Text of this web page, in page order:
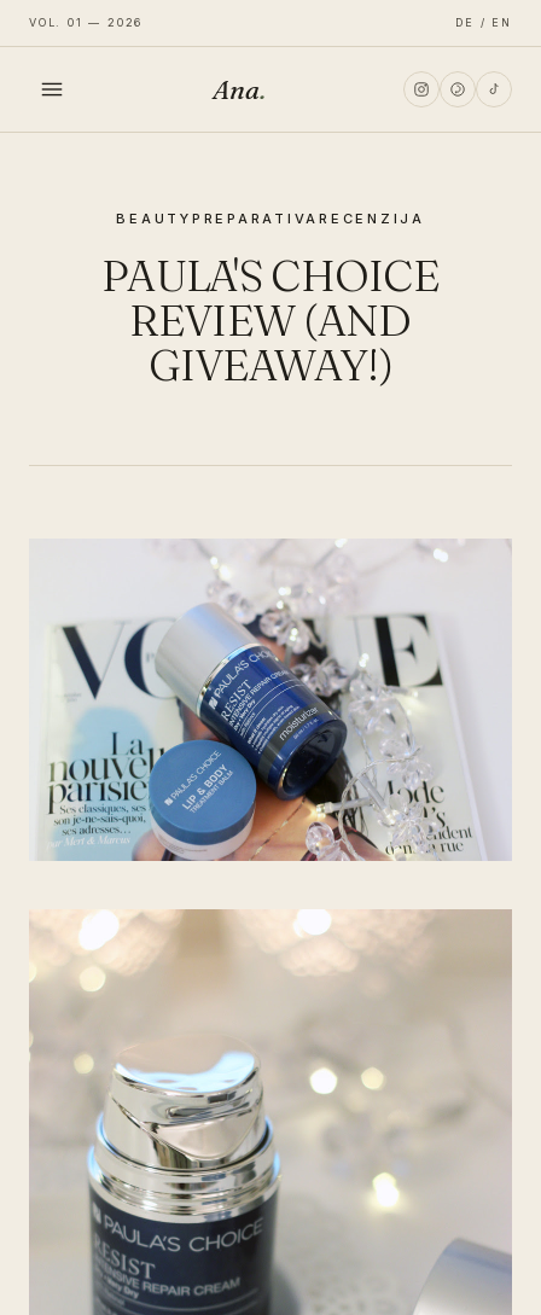
VOL. 01 — 2026 DE / EN
LIFESTYLE
Ana.
BEAUTY PREPARATIVA RECENZIJA
PAULA'S CHOICE
REVIEW (AND
GIVEAWAY!)